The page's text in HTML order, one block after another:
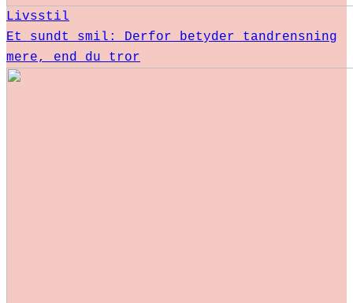
Livsstil
Et sundt smil: Derfor betyder tandrensning
mere, end du tror